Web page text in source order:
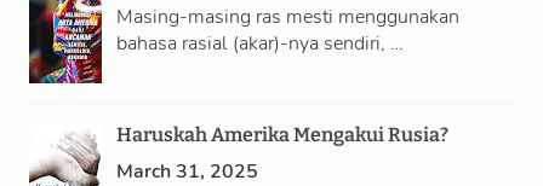
Masing-masing ras mesti menggunakan
bahasa rasial (akar)-nya sendiri, …
Haruskah Amerika Mengakui Rusia?
March 31, 2025